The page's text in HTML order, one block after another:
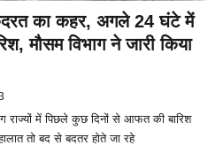
का कहर, अगले 24 घंटे में
मौसम विभाग ने जारी किया
में पिछले कुछ दिनों से आफत की बारिश
तो बद से बदतर होते जा रहे